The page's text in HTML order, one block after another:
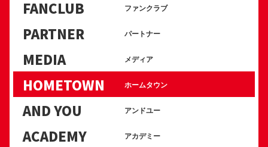
FANCLUB ファンクラブ
PARTNER パートナー
MEDIA メディア
HOMETOWN ホームタウン
AND YOU アンドユー
ACADEMY アカデミー